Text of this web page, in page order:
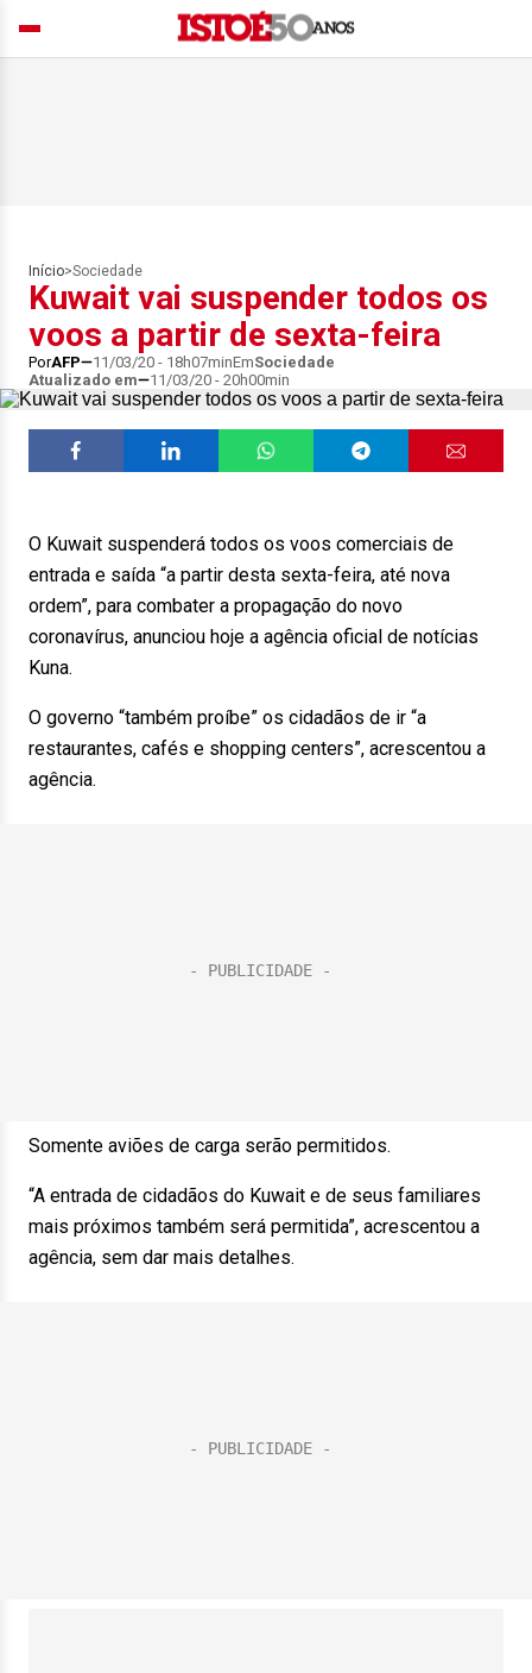
Início>Sociedade
Kuwait vai suspender todos os
voos a partir de sexta-feira
PorAFP 11/03/20 - 18h07minEmSociedade
Atualizado em
11/03/20 - 20h00min
O Kuwait suspenderá todos os voos comerciais de
entrada e saída “a partir desta sexta-feira, até nova
ordem”, para combater a propagação do novo
coronavírus, anunciou hoje a agência oficial de notícias
Kuna.
O governo “também proíbe” os cidadãos de ir “a
restaurantes, cafés e shopping centers”, acrescentou a
agência.
Somente aviões de carga serão permitidos.
“A entrada de cidadãos do Kuwait e de seus familiares
mais próximos também será permitida”, acrescentou a
agência, sem dar mais detalhes.